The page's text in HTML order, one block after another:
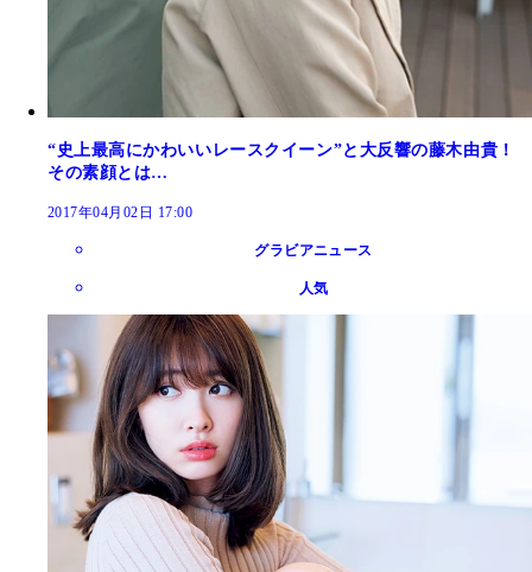
“史上最高にかわいいレースクイーン”と大反響の藤木由貴！
その素顔とは…
2017年04月02日 17:00
グラビアニュース
人気